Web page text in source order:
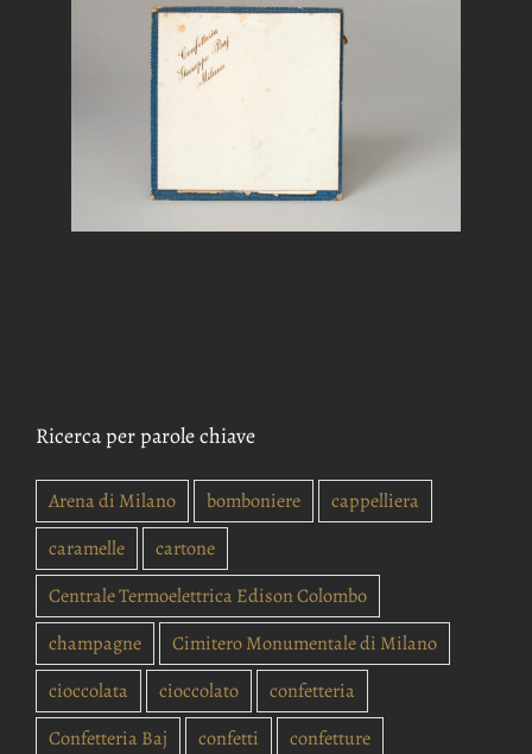
Ricerca per parole chiave
Arena di Milano bomboniere
cappelliera
caramelle
cartone
Centrale Termoelettrica Edison Colombo
champagne
Cimitero Monumentale di Milano
cioccolata
cioccolato
confetteria
Confetteria Baj
confetti
confetture